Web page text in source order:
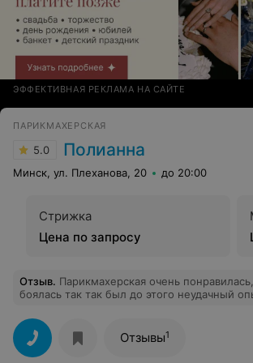
массажа остались ощущения
расслабления. Решила записаться к этому
на следующую неделю. С нетерпением
ЭФФЕКТИВНАЯ РЕКЛАМА НА САЙТЕ
ПАРИКМАХЕРСКАЯ
5.0 Полианна
Минск, ул. Плеханова, 20 до 20:00
Стрижка
Цена по запросу
Отзыв. Парикмахерская очень
боялась так так был до этого неудачный
поняла и сделала по наивысшему
советую не боятся и теперь Юля только к
Отзывы1